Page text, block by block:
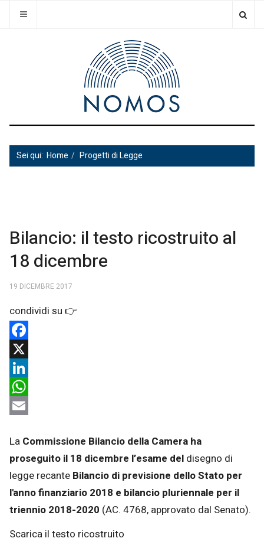
Sei qui: Home Progetti di Legge
Bilancio: il testo ricostruito al
18 dicembre
19 DICEMBRE 2017
Facebook
X
LinkedIn
WhatsApp
La Commissione Bilancio della Camera ha
proseguito il 18 dicembre l’esame del disegno di
legge recante Bilancio di previsione dello Stato per
l'anno finanziario 2018 e bilancio pluriennale per il
triennio 2018-2020 (AC. 4768, approvato dal Senato).
Scarica il testo ricostruito